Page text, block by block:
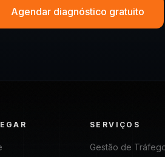
Agendar diagnóstico gratuito
SERVIÇOS
Gestão de